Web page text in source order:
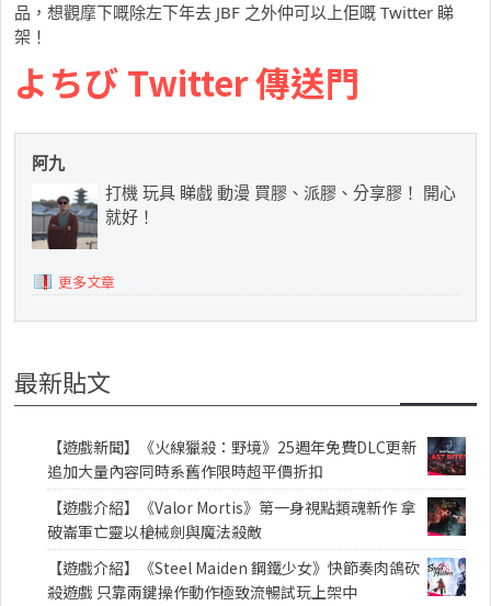
品，想觀摩下嘅除左下年去 JBF 之外仲可以上佢嘅 Twitter 睇
架！
よちび Twitter 傳送門
阿九
打機 玩具 睇戲 動漫 買膠、派膠、分享膠！ 開心
就好！
更多文章
最新貼文
【遊戲新聞】《火線獵殺：野境》25週年免費DLC更新
追加大量內容同時系舊作限時超平價折扣
【遊戲介紹】《Valor Mortis》第一身視點類魂新作 拿
破崙軍亡靈以槍械劍與魔法殺敵
【遊戲介紹】《Steel Maiden 鋼鐵少女》快節奏肉鴿砍
殺遊戲 只靠兩鍵操作動作極致流暢試玩上架中